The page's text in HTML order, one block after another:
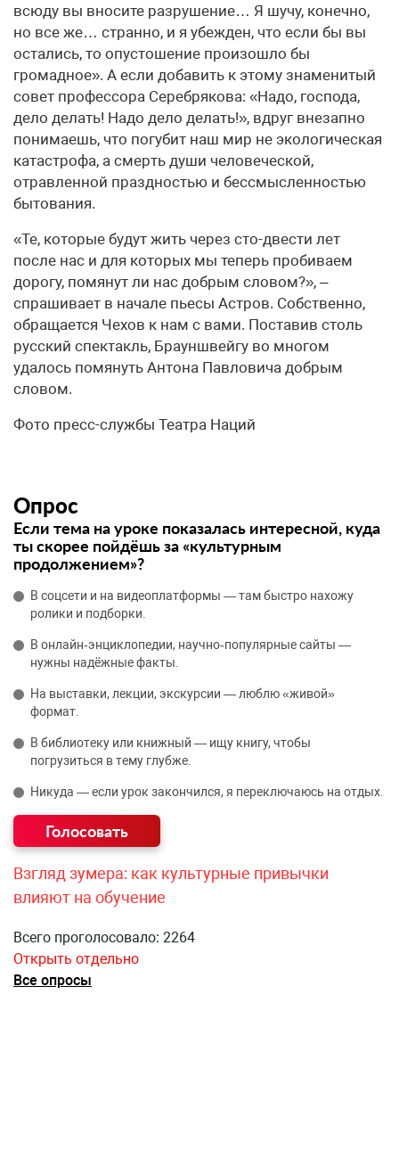
всюду вы вносите разрушение… Я шучу, конечно,
но все же… странно, и я убежден, что если бы вы
остались, то опустошение произошло бы
громадное». А если добавить к этому знаменитый
совет профессора Серебрякова: «Надо, господа,
дело делать! Надо дело делать!», вдруг внезапно
понимаешь, что погубит наш мир не экологическая
катастрофа, а смерть души человеческой,
отравленной праздностью и бессмысленностью
бытования.
«Те, которые будут жить через сто-двести лет
после нас и для которых мы теперь пробиваем
дорогу, помянут ли нас добрым словом?», –
спрашивает в начале пьесы Астров. Собственно,
обращается Чехов к нам с вами. Поставив столь
русский спектакль, Брауншвейгу во многом
удалось помянуть Антона Павловича добрым
словом.
Фото пресс-службы Театра Наций
Опрос
Если тема на уроке показалась интересной, куда
ты скорее пойдёшь за «культурным
продолжением»?
В соцсети и на видеоплатформы — там быстро нахожу
ролики и подборки.
В онлайн‑энциклопедии, научно‑популярные сайты —
нужны надёжные факты.
На выставки, лекции, экскурсии — люблю «живой»
формат.
В библиотеку или книжный — ищу книгу, чтобы
погрузиться в тему глубже.
Никуда — если урок закончился, я переключаюсь на отдых.
Взгляд зумера: как культурные привычки
влияют на обучение
Всего проголосовало: 2264
Открыть отдельно
Все опросы